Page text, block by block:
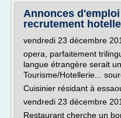
Annonces
recrutement
vendredi 23 décembre
opera, parfaitement
langue étrangère serait
Tourisme/Hotellerie...
Cuisinier résidant à
vendredi 23 décembre
Restaurant cherche un